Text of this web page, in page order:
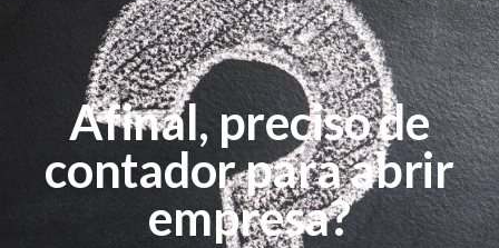
Afinal, preciso de
contador para abrir
empresa?